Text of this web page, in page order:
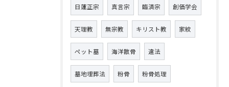
日蓮正宗 真言宗 臨済宗 創価学会
天理教 無宗教 キリスト教 家紋
ペット墓 海洋散骨 違法
墓地埋葬法 粉骨 粉骨処理